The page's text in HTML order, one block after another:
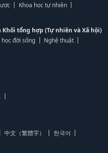
Khoa học tự nhiên
tổng hợp (Tự nhiên và Xã hội)
học đời sống
Nghệ thuật
中文（繁體字）
한국어